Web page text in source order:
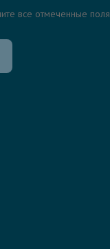
все отмеченные поля